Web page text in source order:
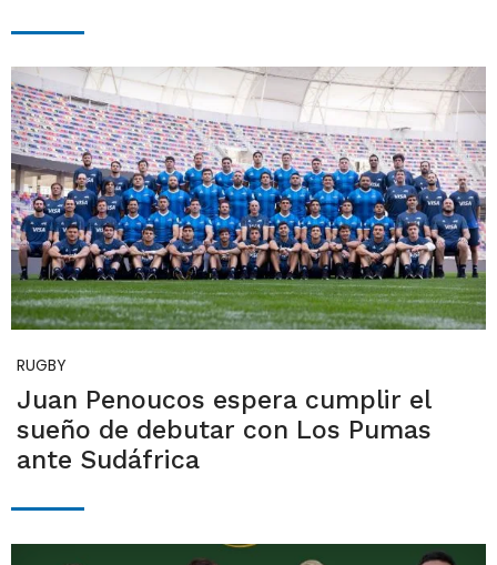
RUGBY
Juan Penoucos espera cumplir el
sueño de debutar con Los Pumas
ante Sudáfrica